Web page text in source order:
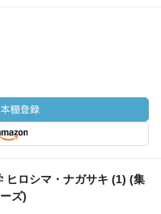
ヒロシマ・ナガサキ (1) (集
ズ)